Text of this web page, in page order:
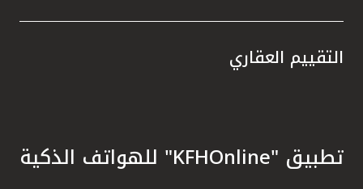
التقييم العقاري
تطبيق "KFHOnline" للهواتف الذكية